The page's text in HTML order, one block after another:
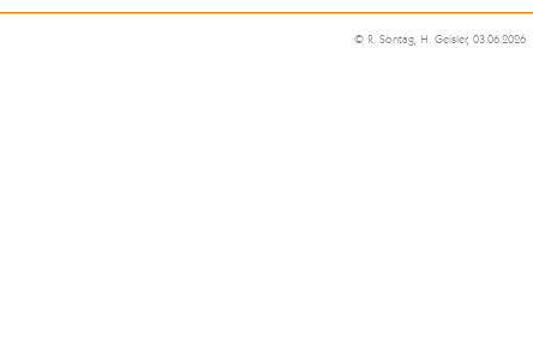
© R. Sontag, H. Geisler, 03.06.2026